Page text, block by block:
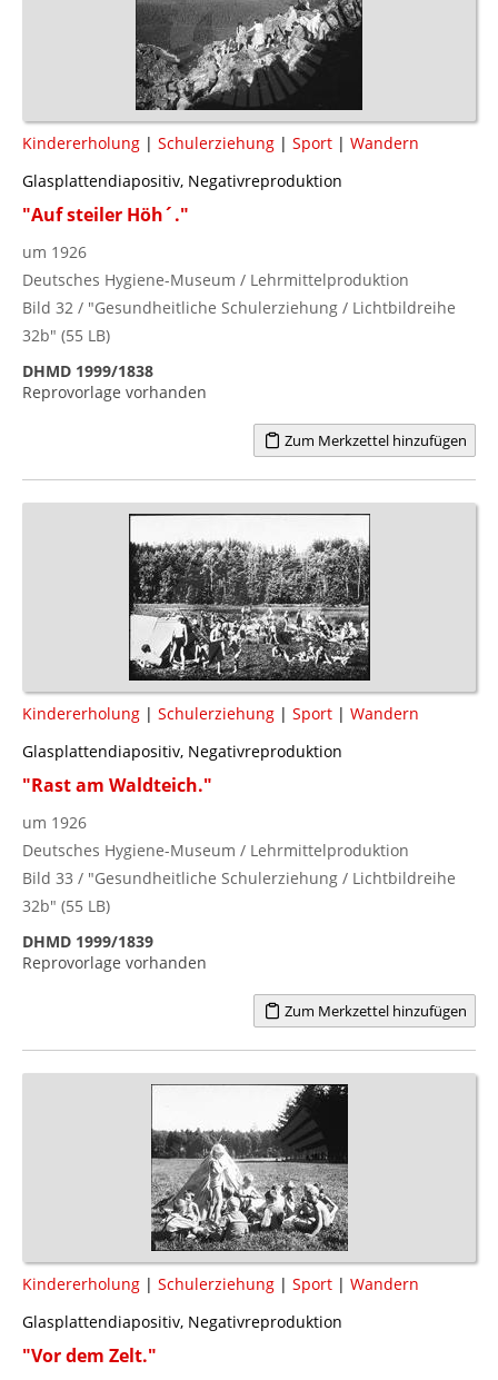
Kindererholung | Schulerziehung | Sport | Wandern
Glasplattendiapositiv, Negativreproduktion
"Auf steiler Höh´."
um 1926
Deutsches Hygiene-Museum / Lehrmittelproduktion
Bild 32 / "Gesundheitliche Schulerziehung / Lichtbildreihe
32b" (55 LB)
DHMD 1999/1838
Reprovorlage vorhanden
Zum Merkzettel hinzufügen
Kindererholung | Schulerziehung | Sport | Wandern
Glasplattendiapositiv, Negativreproduktion
"Rast am Waldteich."
um 1926
Deutsches Hygiene-Museum / Lehrmittelproduktion
Bild 33 / "Gesundheitliche Schulerziehung / Lichtbildreihe
32b" (55 LB)
DHMD 1999/1839
Reprovorlage vorhanden
Zum Merkzettel hinzufügen
Kindererholung | Schulerziehung | Sport | Wandern
Glasplattendiapositiv, Negativreproduktion
"Vor dem Zelt."